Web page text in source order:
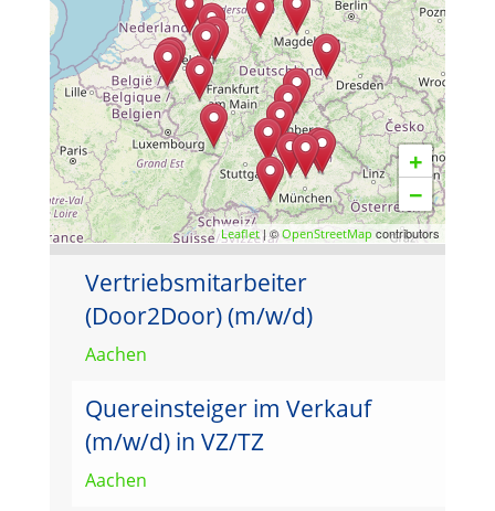
+
−
Leaflet| ©OpenStreetMap contributors
Vertriebsmitarbeiter
(Door2Door) (m/w/d)
Aachen
Quereinsteiger im Verkauf
(m/w/d) in VZ/TZ
Aachen